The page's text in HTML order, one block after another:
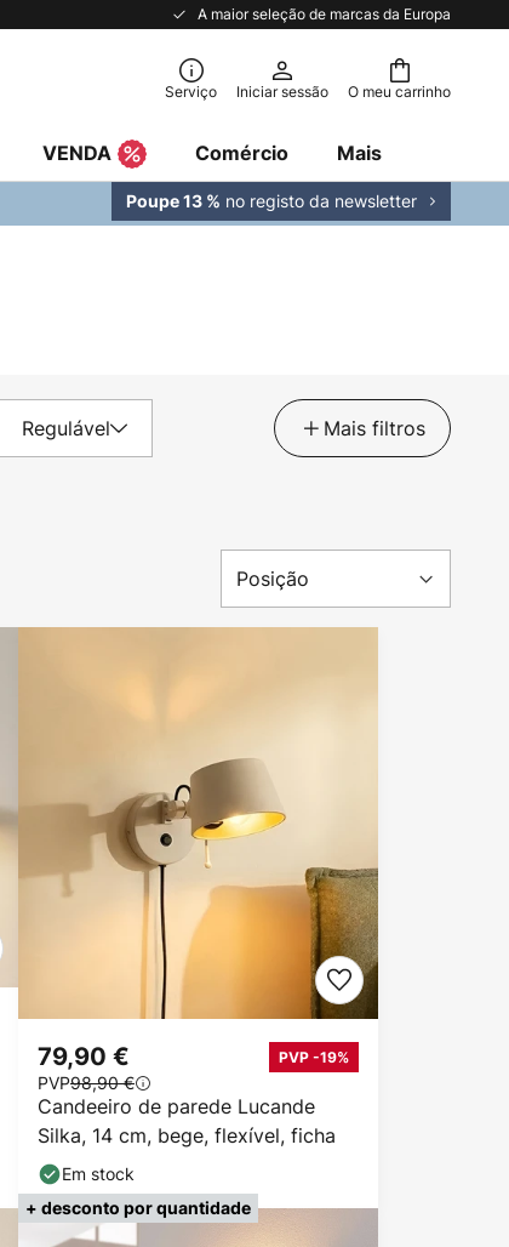
A maior seleção de marcas da Europa
O meu carrinho
Serviço Iniciar sessão
VENDA Comércio Mais
Poupe 13 % no registo da newsletter
Regulável Mais filtros
Candeeiro de parede Lucande
Silka, 14 cm, bege, flexível, ficha
79,90 € PVP -19%
PVP98,90 €
Em stock
+ desconto por quantidade